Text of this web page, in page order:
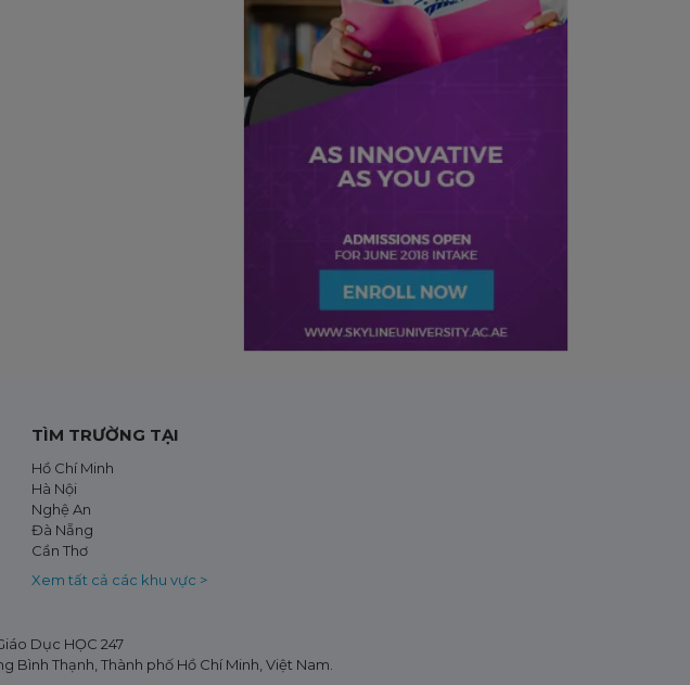
TÌM TRƯỜNG TẠI
Hồ Chí Minh
Hà Nội
Nghệ An
Đà Nẵng
Cần Thơ
Xem tất cả các khu vực >
Dục HỌC 247
Bình Thạnh, Thành phố Hồ Chí Minh, Việt Nam.